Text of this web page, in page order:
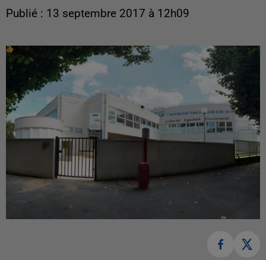
Publié : 13 septembre 2017 à 12h09